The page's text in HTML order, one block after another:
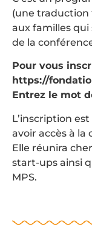
(une traduction
aux familles
de la
Pour vous
https://
Entrez le mot
L’inscription
avoir accès à la
Elle réunira
start-ups ainsi
MPS.